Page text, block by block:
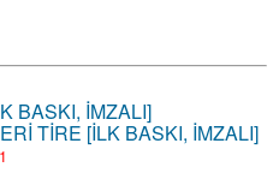
TİRE [İLK BASKI, İMZALI]